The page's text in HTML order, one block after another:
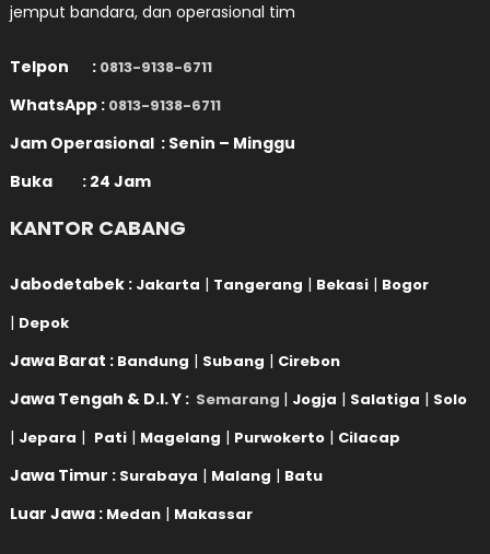
jemput bandara, dan operasional tim
Telpon : 0813-9138-6711
WhatsApp : 0813-9138-6711
Jam Operasional : Senin – Minggu
Buka : 24 Jam
KANTOR CABANG
Jabodetabek : Jakarta | Tangerang | Bekasi | Bogor
| Depok
Jawa Barat : Bandung | Subang | Cirebon
Jawa Tengah & D.I. Y : Semarang | Jogja | Salatiga | Solo
| Jepara | Pati | Magelang | Purwokerto | Cilacap
Jawa Timur : Surabaya | Malang | Batu
Luar Jawa : Medan | Makassar